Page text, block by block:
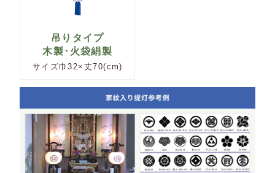
吊りタイプ
木製･火袋絹製
サイズ巾32×丈70(cm)